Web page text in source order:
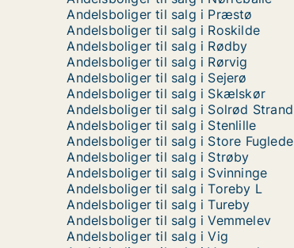
Andelsboliger til salg i Præstø
Andelsboliger til salg i Roskilde
Andelsboliger til salg i Rødby
Andelsboliger til salg i Rørvig
Andelsboliger til salg i Sejerø
Andelsboliger til salg i Skælskør
Andelsboliger til salg i Solrød Strand
Andelsboliger til salg i Stenlille
Andelsboliger til salg i Store Fuglede
Andelsboliger til salg i Strøby
Andelsboliger til salg i Svinninge
Andelsboliger til salg i Toreby L
Andelsboliger til salg i Tureby
Andelsboliger til salg i Vemmelev
Andelsboliger til salg i Vig